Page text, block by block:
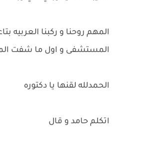
المهم روحنا و ركبنا العربيه
المستشفى و اول ما شفت
الحمدلله لقنها يا دكتوره
اتكلم حامد و قال